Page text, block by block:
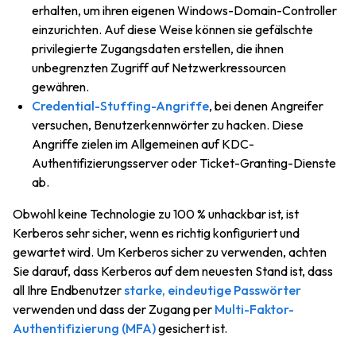
erhalten, um ihren eigenen Windows-Domain-Controller
einzurichten. Auf diese Weise können sie gefälschte
privilegierte Zugangsdaten erstellen, die ihnen
unbegrenzten Zugriff auf Netzwerkressourcen
gewähren.
Credential-Stuffing-Angriffe, bei denen Angreifer
versuchen, Benutzerkennwörter zu hacken. Diese
Angriffe zielen im Allgemeinen auf KDC-
Authentifizierungsserver oder Ticket-Granting-Dienste
ab.
Obwohl keine Technologie zu 100 % unhackbar ist, ist
Kerberos sehr sicher, wenn es richtig konfiguriert und
gewartet wird. Um Kerberos sicher zu verwenden, achten
Sie darauf, dass Kerberos auf dem neuesten Stand ist, dass
all Ihre Endbenutzerstarke, eindeutige Passwörter
verwenden und dass der Zugang per Multi-Faktor-
Authentifizierung (MFA)gesichert ist.